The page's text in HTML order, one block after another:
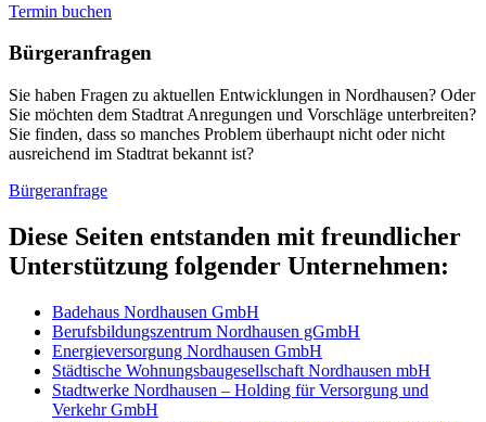
Termin buchen
Bürger­anfragen
Sie haben Fragen zu aktuellen Entwicklungen in Nordhausen? Oder
Sie möchten dem Stadtrat Anregungen und Vorschläge unterbreiten?
Sie finden, dass so manches Problem überhaupt nicht oder nicht
ausreichend im Stadtrat bekannt ist?
Bürgeranfrage
Diese Seiten entstanden mit freundlicher
Unterstützung folgender Unternehmen:
Badehaus Nordhausen GmbH
Berufsbildungszentrum Nordhausen gGmbH
Energieversorgung Nordhausen GmbH
Städtische Wohnungsbaugesellschaft Nordhausen mbH
Stadtwerke Nordhausen – Holding für Versorgung und
Verkehr GmbH